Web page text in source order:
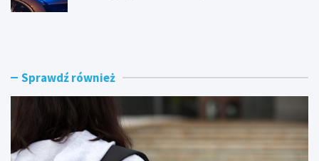
G
y
B
n Sprawdź również